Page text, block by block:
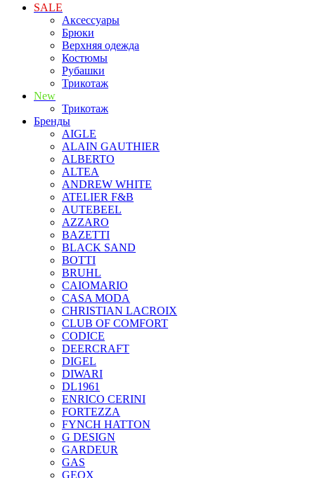
SALE
Аксессуары
Брюки
Верхняя одежда
Костюмы
Рубашки
Трикотаж
New
Трикотаж
Бренды
AIGLE
ALAIN GAUTHIER
ALBERTO
ALTEA
ANDREW WHITE
ATELIER F&B
AUTEBEEL
AZZARO
BAZETTI
BLACK SAND
BOTTI
BRUHL
CAIOMARIO
CASA MODA
CHRISTIAN LACROIX
CLUB OF COMFORT
CODICE
DEERCRAFT
DIGEL
DIWARI
DL1961
ENRICO CERINI
FORTEZZA
FYNCH HATTON
G DESIGN
GARDEUR
GAS
GEOX